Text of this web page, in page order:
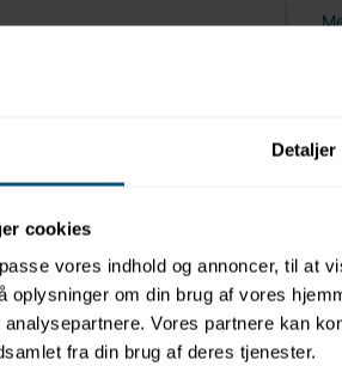
Detaljer
cookies
vores indhold og annoncer, til at
oplysninger om din brug af vores
Vores partnere kan
fra din brug af deres tjenester.